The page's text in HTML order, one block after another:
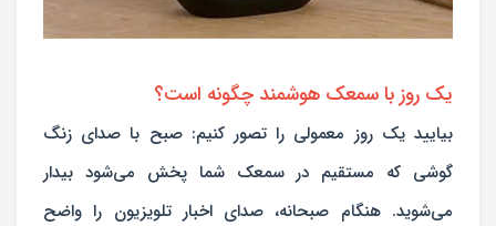
یک روز با سمعک هوشمند چگونه است؟
بیایید یک روز معمولی را تصور کنیم: صبح با صدای زنگ
گوشی که مستقیم در سمعک شما پخش می‌شود بیدار
می‌شوید. هنگام صبحانه، صدای اخبار تلویزیون را واضح